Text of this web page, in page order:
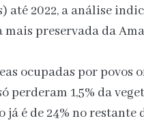
até 2022, a análise
preservada da
ocupadas por
perderam 1,5% da
já é de 24% no restante